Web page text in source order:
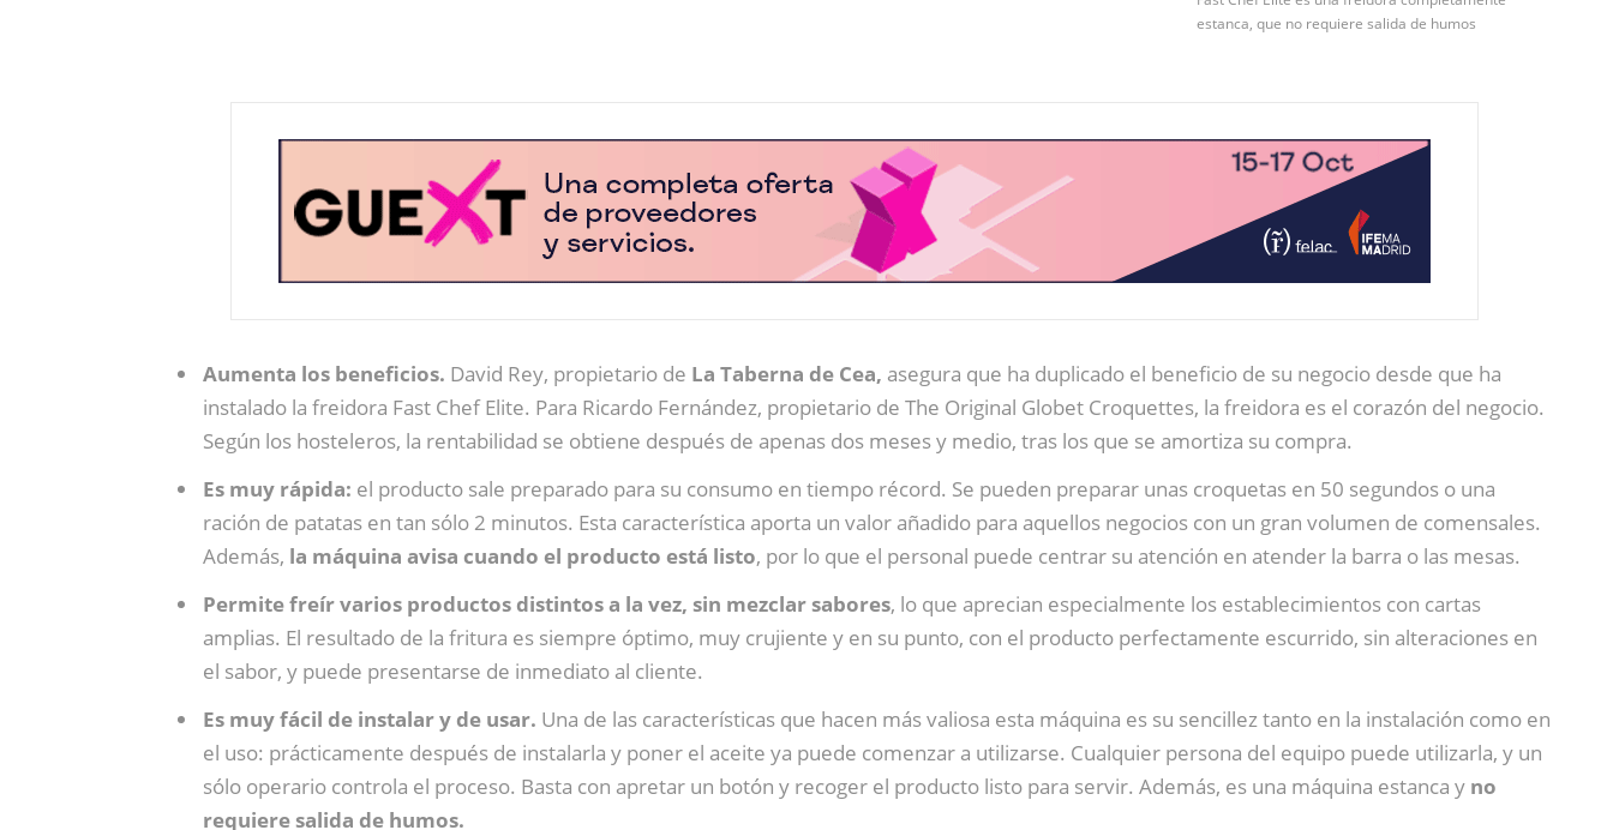
estanca, que no requiere salida de humos
Aumenta los beneficios. David Rey, propietario de La Taberna de Cea, asegura que ha duplicado el beneficio de su negocio desde que ha
instalado la freidora Fast Chef Elite. Para Ricardo Fernández, propietario de The Original Globet Croquettes, la freidora es el corazón del negocio.
Según los hosteleros, la rentabilidad se obtiene después de apenas dos meses y medio, tras los que se amortiza su compra.
Es muy rápida: el producto sale preparado para su consumo en tiempo récord. Se pueden preparar unas croquetas en 50 segundos o una
ración de patatas en tan sólo 2 minutos. Esta característica aporta un valor añadido para aquellos negocios con un gran volumen de comensales.
Además, la máquina avisa cuando el producto está listo, por lo que el personal puede centrar su atención en atender la barra o las mesas.
Permite freír varios productos distintos a la vez, sin mezclar sabores, lo que aprecian especialmente los establecimientos con cartas
amplias. El resultado de la fritura es siempre óptimo, muy crujiente y en su punto, con el producto perfectamente escurrido, sin alteraciones en
el sabor, y puede presentarse de inmediato al cliente.
Es muy fácil de instalar y de usar. Una de las características que hacen más valiosa esta máquina es su sencillez tanto en la instalación como en
el uso: prácticamente después de instalarla y poner el aceite ya puede comenzar a utilizarse. Cualquier persona del equipo puede utilizarla, y un
sólo operario controla el proceso. Basta con apretar un botón y recoger el producto listo para servir. Además, es una máquina estanca y no
requiere salida de humos.